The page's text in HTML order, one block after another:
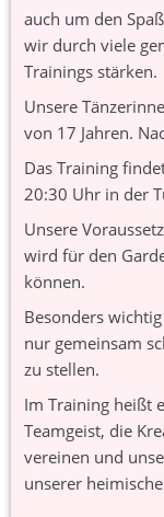
auch um den
wir durch viele
Trainings stärken.
Unsere
von 17 Jahren.
Das Training
20:30 Uhr in der
Unsere
wird für den
können.
Besonders
nur gemeinsam
zu stellen.
Im Training heißt
Teamgeist, die
vereinen und
unserer